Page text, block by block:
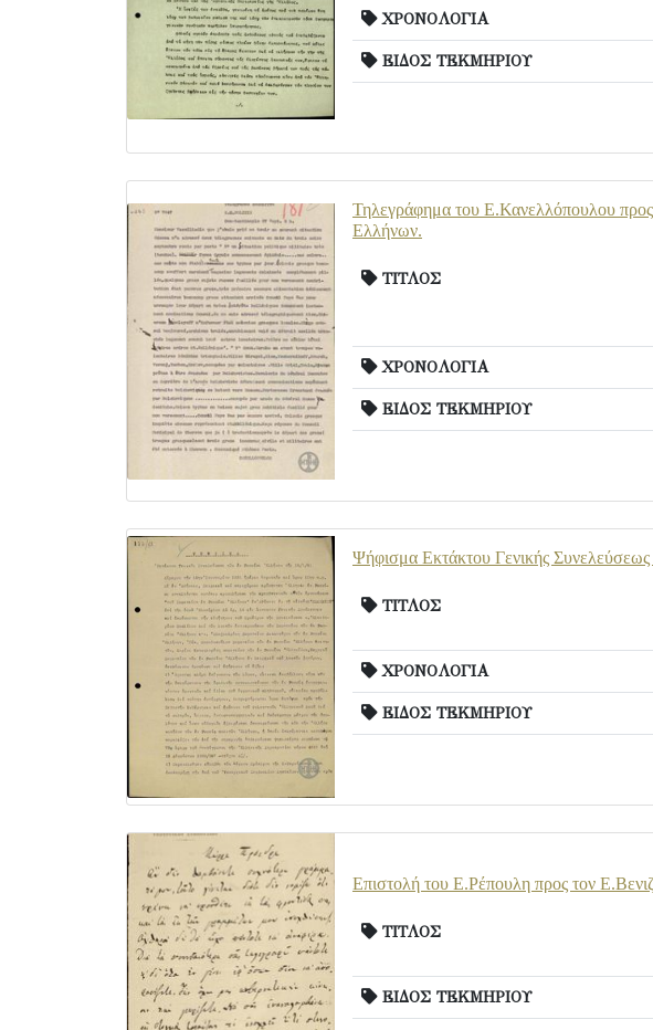
ΧΡΟΝΟΛΟΓΙΑ
ΕΙΔΟΣ ΤΕΚΜΗΡΙΟΥ
Τηλεγράφημα του Ε.Κανελλόπουλου προς
Ελλήνων.
ΤΙΤΛΟΣ
ΧΡΟΝΟΛΟΓΙΑ
ΕΙΔΟΣ ΤΕΚΜΗΡΙΟΥ
Ψήφισμα Εκτάκτου Γενικής
ΤΙΤΛΟΣ
ΧΡΟΝΟΛΟΓΙΑ
ΕΙΔΟΣ ΤΕΚΜΗΡΙΟΥ
Επιστολή του Ε.Ρέπουλη προς τον
ΤΙΤΛΟΣ
ΕΙΔΟΣ ΤΕΚΜΗΡΙΟΥ